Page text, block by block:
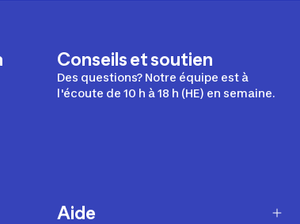
Conseils et soutien
Des questions? Notre équipe est à
l'écoute de 10 h à 18 h (HE) en semaine.
Aide